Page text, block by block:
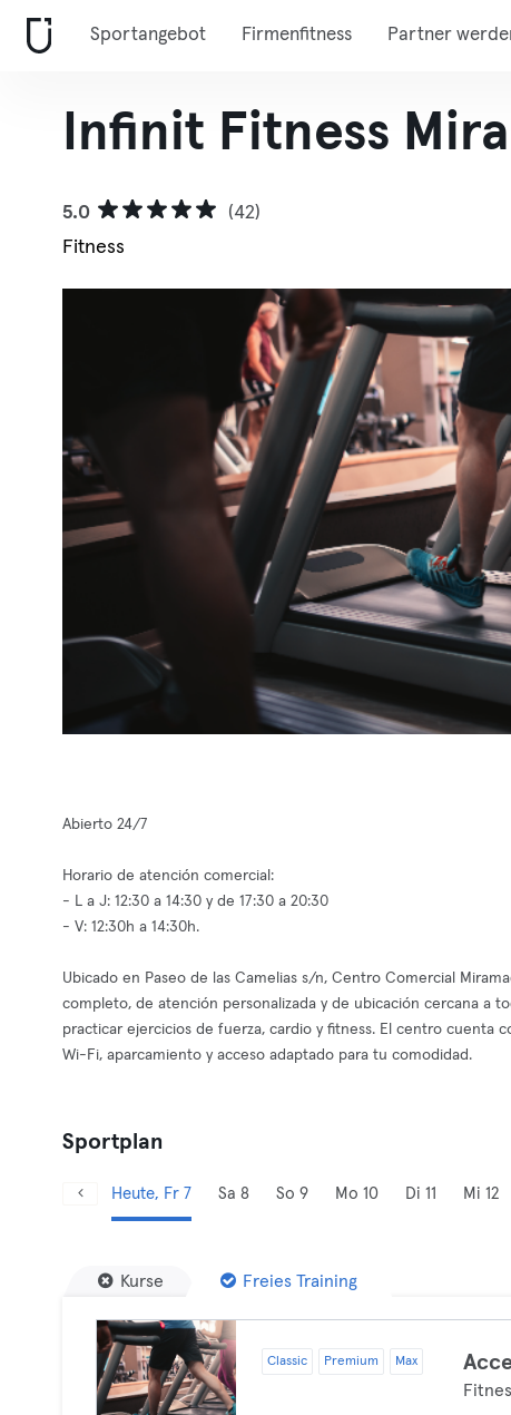
Sportangebot Firmenfitness Partner
Infinit Fitness
5.0
(42)
Fitness
Abierto 24/7
Horario de atención comercial:
- L a J: 12:30 a 14:30 y de 17:30 a 20:30
- V: 12:30h a 14:30h.
Ubicado en Paseo de las Camelias s/n, Centro Comercial
completo, de atención personalizada y de ubicación cercana a
practicar ejercicios de fuerza, cardio y fitness. El centro cuenta
Wi-Fi, aparcamiento y acceso adaptado para tu comodidad.
Sportplan
Heute, Fr 7 Sa 8 So 9 Mo 10 Di 11 Mi 12
Kurse Freies Training
Classic Premium Max